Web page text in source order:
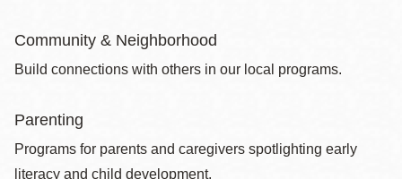
Community & Neighborhood
Build connections with others in our local programs.
Parenting
Programs for parents and caregivers spotlighting early
literacy and child development.